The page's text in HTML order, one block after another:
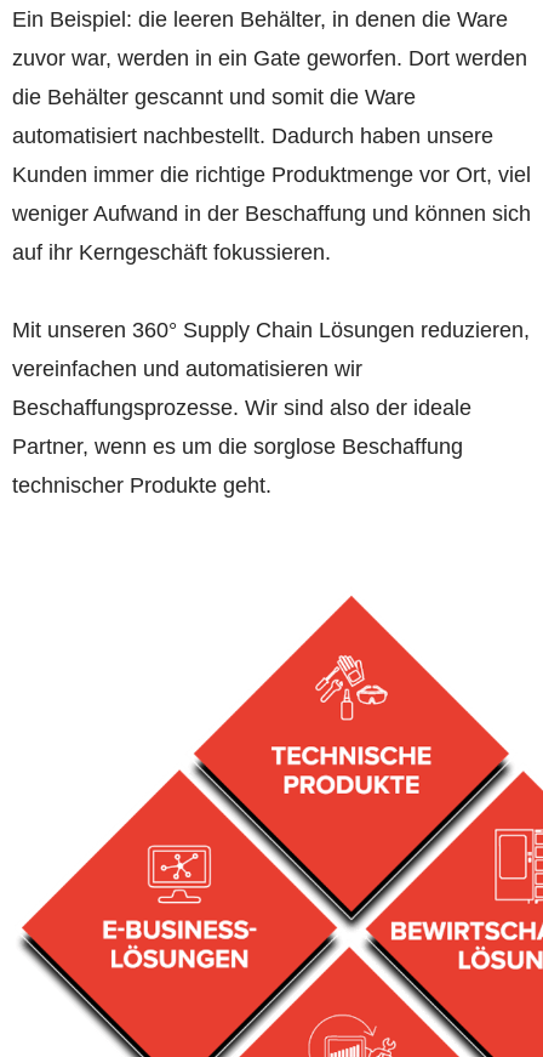
Ein Beispiel: die leeren Behälter, in denen die Ware
zuvor war, werden in ein Gate geworfen. Dort werden
die Behälter gescannt und somit die Ware
automatisiert nachbestellt. Dadurch haben unsere
Kunden immer die richtige Produktmenge vor Ort, viel
weniger Aufwand in der Beschaffung und können sich
auf ihr Kerngeschäft fokussieren.
Mit unseren 360° Supply Chain Lösungen reduzieren,
vereinfachen und automatisieren wir
Beschaffungsprozesse. Wir sind also der ideale
Partner, wenn es um die sorglose Beschaffung
technischer Produkte geht.